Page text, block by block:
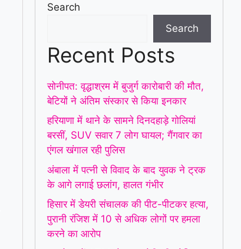
Search
Search
Recent Posts
सोनीपत: वृद्धाश्रम में बुजुर्ग कारोबारी की मौत,
बेटियों ने अंतिम संस्कार से किया इनकार
हरियाणा में थाने के सामने दिनदहाड़े गोलियां
बरसीं, SUV सवार 7 लोग घायल; गैंगवार का
एंगल खंगाल रही पुलिस
अंबाला में पत्नी से विवाद के बाद युवक ने ट्रक
के आगे लगाई छलांग, हालत गंभीर
हिसार में डेयरी संचालक की पीट-पीटकर हत्या,
पुरानी रंजिश में 10 से अधिक लोगों पर हमला
करने का आरोप